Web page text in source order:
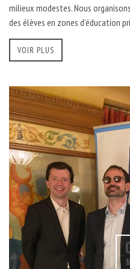
milieux modestes. Nous
des élèves en zones d’éducation
VOIR PLUS